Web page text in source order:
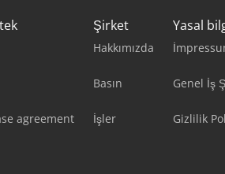
agreement
Şirket
Hakkımızda
Basın
İşler
Yasal
Genel İş
Gizlilik